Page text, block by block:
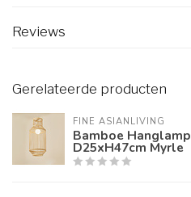
Reviews
Gerelateerde producten
FINE ASIANLIVING
Bamboe Hanglamp
D25xH47cm Myrle